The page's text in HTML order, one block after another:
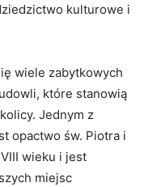
kulturowe i
wiele zabytkowych
które stanowią
Jednym z
opactwo św. Piotra i
VIII wieku i jest
miejsc